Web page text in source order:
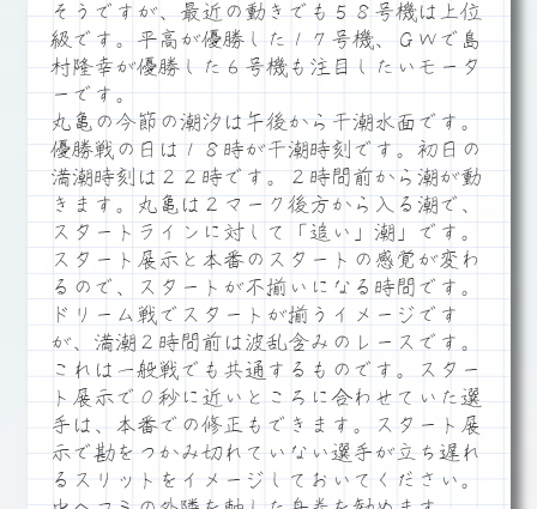
そうですが、最近の動きでも５８号機は上位
級です。平高が優勝した１７号機、ＧＷで島
村隆幸が優勝した６号機も注目したいモータ
ーです。
丸亀の今節の潮汐は午後から干潮水面です。
優勝戦の日は１８時が干潮時刻です。初日の
満潮時刻は２２時です。２時間前から潮が動
きます。丸亀は２マーク後方から入る潮で、
スタートラインに対して「追い」潮」です。
スタート展示と本番のスタートの感覚が変わ
るので、スタートが不揃いになる時間です。
ドリーム戦でスタートが揃うイメージです
が、満潮２時間前は波乱含みのレースです。
これは一般戦でも共通するものです。スター
ト展示で０秒に近いところに合わせていた選
手は、本番での修正もできます。スタート展
示で勘をつかみ切れていない選手が立ち遅れ
るスリットをイメージしておいてください。